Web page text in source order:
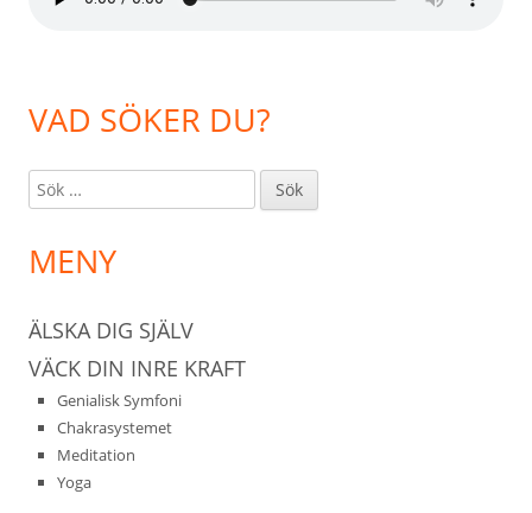
VAD SÖKER DU?
Sök
efter:
MENY
ÄLSKA DIG SJÄLV
VÄCK DIN INRE KRAFT
Genialisk Symfoni
Chakrasystemet
Meditation
Yoga